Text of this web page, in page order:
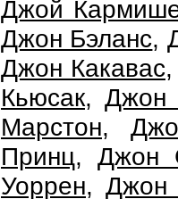
Джой
Джон Бэланс,
Джон Какавас
Кьюсак, Джон
Марстон,
Принц,Джон
Уоррен,Джон